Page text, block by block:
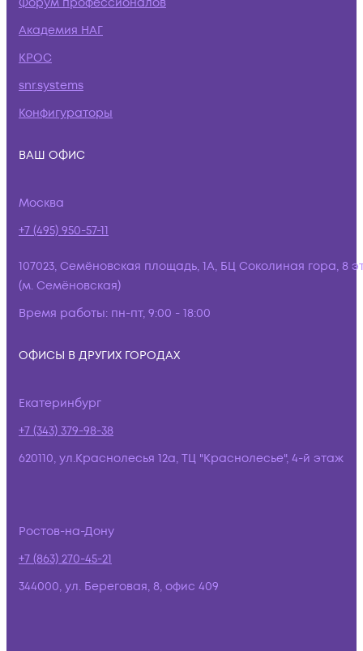
Академия НАГ
КРОС
snr.systems
Конфигураторы
ВАШ ОФИС
Москва
+7 (495) 950-57-11
107023, Семёновская площадь, 1А, БЦ Соколиная гора, 8
(м. Семёновская)
Время работы: пн-пт, 9:00 - 18:00
ОФИСЫ В ДРУГИХ ГОРОДАХ
Екатеринбург
+7 (343) 379-98-38
620110, ул.Краснолесья 12а, ТЦ "Краснолесье", 4-й этаж
Ростов-на-Дону
+7 (863) 270-45-21
344000, ул. Береговая, 8, офис 409